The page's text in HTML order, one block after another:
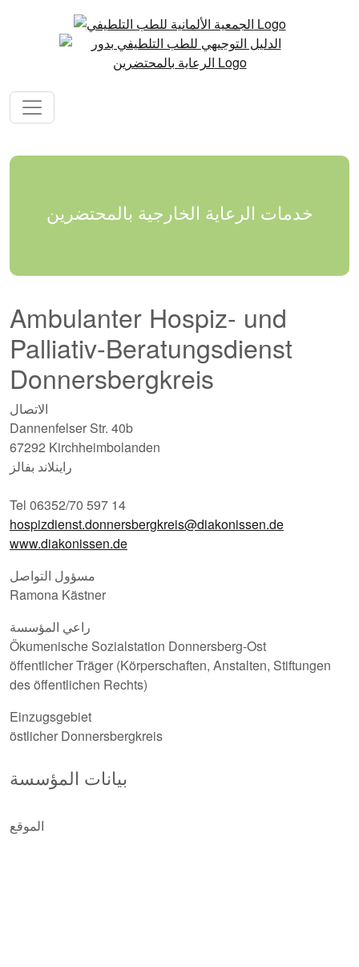
خدمات الرعاية الخارجية بالمحتضرين
Ambulanter Hospiz- und
Palliativ-Beratungsdienst
Donnersbergkreis
الاتصال
Dannenfelser Str. 40b
67292 Kirchheimbolanden
راينلاند بفالز
Tel 06352/70 597 14
hospizdienst.donnersbergkreis@diakonissen.de
www.diakonissen.de
مسؤول التواصل
Ramona Kästner
راعي المؤسسة
Ökumenische Sozialstation Donnersberg-Ost
öffentlicher Träger (Körperschaften, Anstalten, Stiftungen
des öffentlichen Rechts)
Einzugsgebiet
östlicher Donnersbergkreis
بيانات المؤسسة
الموقع